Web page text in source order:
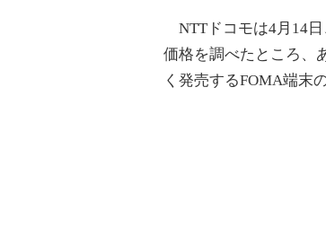
NTTドコモは4月14日
価格を調べたところ、
く発売するFOMA端末